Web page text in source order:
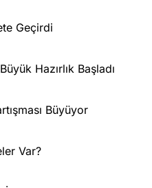
Geçirdi
Hazırlık Başladı
Büyüyor
Var?